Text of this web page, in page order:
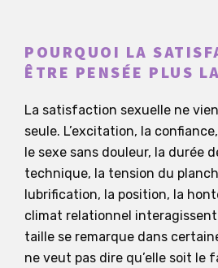
POURQUOI LA
ÊTRE PENSÉE PLUS
La satisfaction sexuelle ne
seule. L’excitation, la
le sexe sans douleur, la durée
technique, la tension du
lubrification, la position, la
climat relationnel interagissent
taille se remarque dans
ne veut pas dire qu’elle soit le